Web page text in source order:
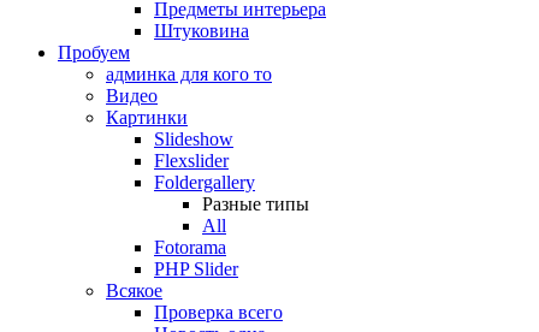
Предметы интерьера
Штуковина
Пробуем
админка для кого то
Видео
Картинки
Slideshow
Flexslider
Foldergallery
Разные типы
All
Fotorama
PHP Slider
Всякое
Проверка всего